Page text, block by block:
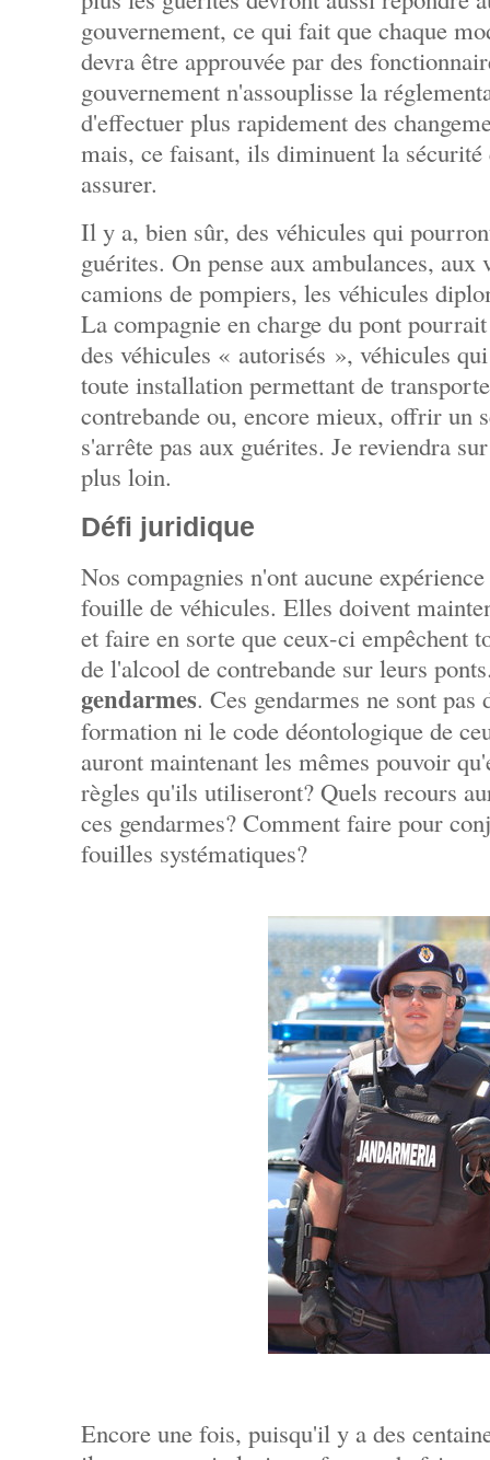
gouvernement, ce qui fait que chaque
devra être approuvée par des
gouvernement n'assouplisse la
d'effectuer plus rapidement des
mais, ce faisant, ils diminuent la sécurité
assurer.
Il y a, bien sûr, des véhicules qui
guérites. On pense aux ambulances,
camions de pompiers, les véhicules
La compagnie en charge du pont
des véhicules « autorisés », véhicules
toute installation permettant de
contrebande ou, encore mieux, offrir un
s'arrête pas aux guérites. Je reviendra
plus loin.
Défi juridique
Nos compagnies n'ont aucune
fouille de véhicules. Elles doivent
et faire en sorte que ceux-ci empêchent
de l'alcool de contrebande sur leurs
gendarmes. Ces gendarmes ne sont
formation ni le code déontologique de
auront maintenant les mêmes pouvoir
règles qu'ils utiliseront? Quels recours
ces gendarmes? Comment faire pour
fouilles systématiques?
Encore une fois, puisqu'il y a des